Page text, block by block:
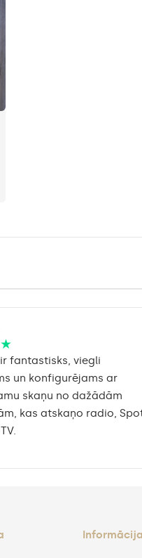
fantastisks, viegli
un konfigurējams ar
skaņu no dažādām
kas atskaņo radio,
Informācija